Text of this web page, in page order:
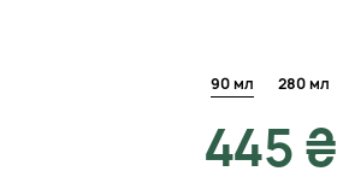
90 мл 280 мл
445 ₴